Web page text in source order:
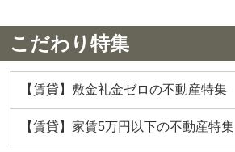
こだわり特集
【賃貸】敷金礼金ゼロの不動産特集
【賃貸】家賃5万円以下の不動産特集